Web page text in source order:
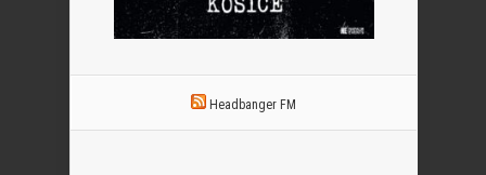
Headbanger FM